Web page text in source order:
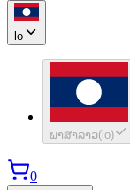
lo
ພາສາລາວ( lo)
0